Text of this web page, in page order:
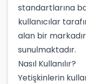
standartlarına
kullanıcılar
alan bir
sunulmaktadır.
Nasıl Kullanılır?
Yetişkinlerin